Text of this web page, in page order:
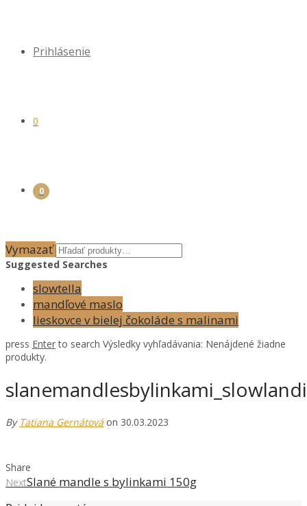
Prihlásenie
0
0
Vymazať
Suggested Searches
slowtella
mandľové maslo
lieskovce v bielej čokoláde s malinami
press Enterto search Výsledky vyhľadávania: Nenájdené žiadne
produkty.
By Tatiana Gernátová on 30.03.2023
Share
NextSlané mandle s bylinkami 150g